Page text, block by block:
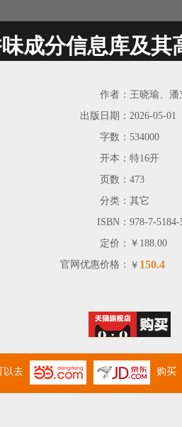
味成分信息库及
作者： 王晓瑜、
出版日期： 2026-05-01
字数： 534000
开本： 特16开
页数： 473
分类： 其它
ISBN： 978-7-5184-
定价： ￥188.00
官网优惠价格： ￥ 150.4
以去 购买